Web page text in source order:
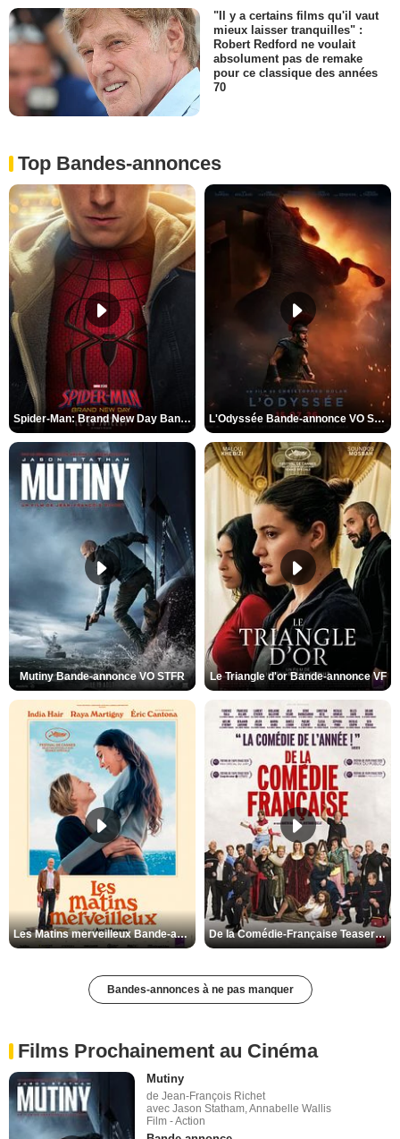
"Il y a certains films qu'il vaut
mieux laisser tranquilles" :
Robert Redford ne voulait
absolument pas de remake
pour ce classique des années
70
Top Bandes-annonces
Spider-Man: Brand New Day Bande-annonce VO STFR L'Odyssée Bande-annonce VO STFR
Mutiny Bande-annonce VO STFR Le Triangle d'or Bande-annonce VF
Les Matins merveilleux Bande-annonce VF De la Comédie-Française Teaser VF
Bandes-annonces à ne pas manquer
Films Prochainement au Cinéma
Mutiny
de Jean-François Richet
avec Jason Statham, Annabelle Wallis
Film - Action